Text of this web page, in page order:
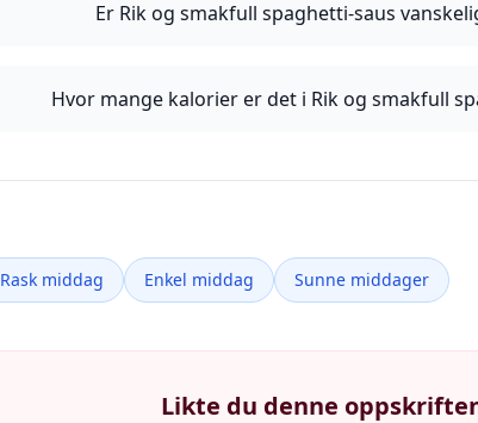
Er Rik og smakfull spaghetti-saus
Hvor mange kalorier er det i Rik og smakfull
Rask middag Enkel middag Sunne middager
Likte du denne